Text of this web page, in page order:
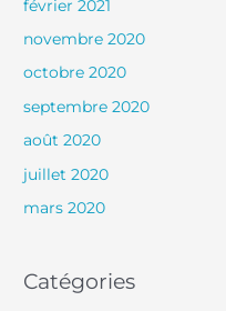
février 2021
novembre 2020
octobre 2020
septembre 2020
août 2020
juillet 2020
mars 2020
Catégories